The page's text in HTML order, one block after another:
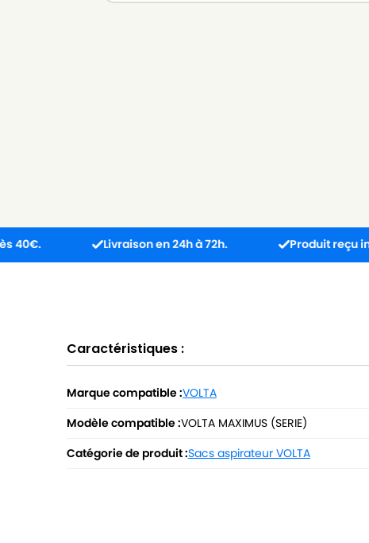
Livraison en 24h à 72h. Produit reçu
Caractéristiques :
Marque compatible :VOLTA
Modèle compatible :VOLTA MAXIMUS (SERIE)
Catégorie de produit :Sacs aspirateur VOLTA